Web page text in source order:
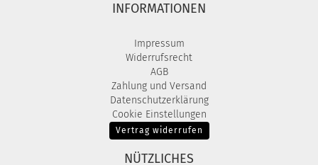
INFORMATIONEN
Impressum
Widerrufsrecht
AGB
Zahlung und Versand
Datenschutzerklärung
Cookie Einstellungen
Vertrag widerrufen
NÜTZLICHES